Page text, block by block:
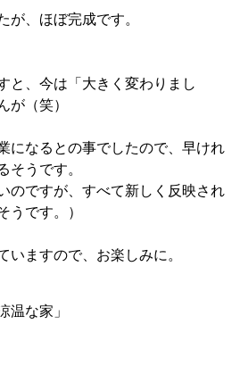
が、ほぼ完成です。
と、今は「大きく変わりまし
が（笑）
になるとの事でしたので、早けれ
そうです。
のですが、すべて新しく反映され
うです。）
いますので、お楽しみに。
温な家」